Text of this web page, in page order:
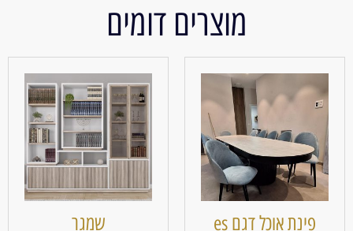
מוצרים דומים
פינת אוכל דגם es שמגר